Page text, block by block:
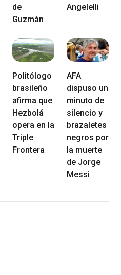
de
Guzmán
Angelelli
Politólogo
brasileño
afirma que
Hezbolá
opera en la
Triple
Frontera
AFA
dispuso un
minuto de
silencio y
brazaletes
negros por
la muerte
de Jorge
Messi